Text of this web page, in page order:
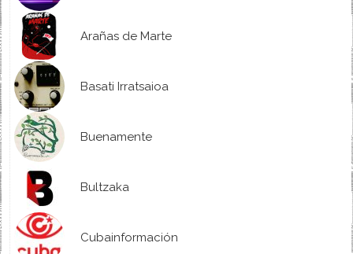
Arañas de Marte
Basati Irratsaioa
Buenamente
Bultzaka
Cubainformación